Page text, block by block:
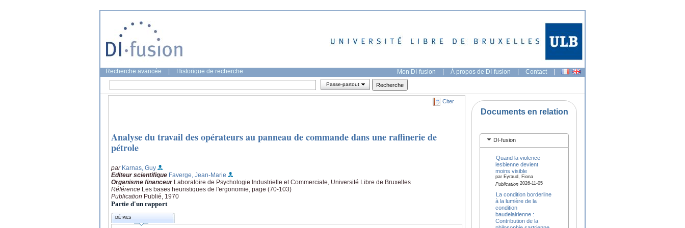
Recherche avancée Historique de recherche Mon DI-fusion | À propos de DI-fusion | Contact |
Passe-partout
Citer
Analyse du travail des opérateurs au panneau de commande dans une raffinerie de
pétrole
par Karnas, Guy
Editeur scientifique Faverge, Jean-Marie
Organisme financeur Laboratoire de Psychologie Industrielle et Commerciale, Université Libre de Bruxelles
Référence Les bases heuristiques de l'ergonomie, page (70-103)
Publication Publié, 1970
Partie d'un rapport
DÉTAILS
Documents en relation
DI-fusion
Quand la violence
lesbienne devient
moins visible
par Eyraud, Fiona
Publication2026-11-05
La condition borderline
à la lumière de la
condition
baudelairienne :
Contribution de la